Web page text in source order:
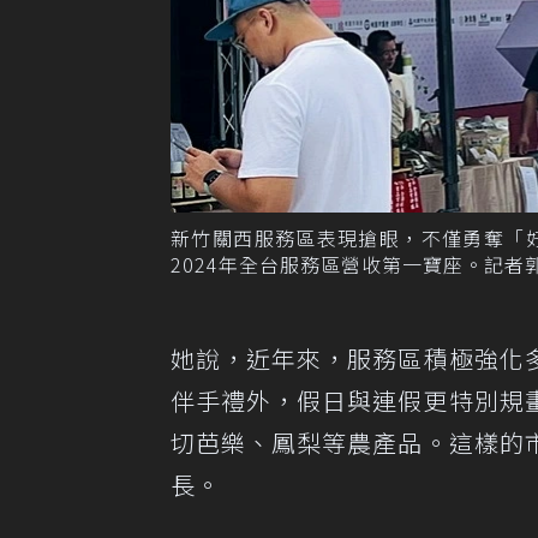
新竹關西服務區表現搶眼，不僅勇奪
2024年全台服務區營收第一寶座。記者
她說，近年來，服務區積極強
伴手禮外，假日與連假更特別
切芭樂、鳳梨等農產品。這樣
長。